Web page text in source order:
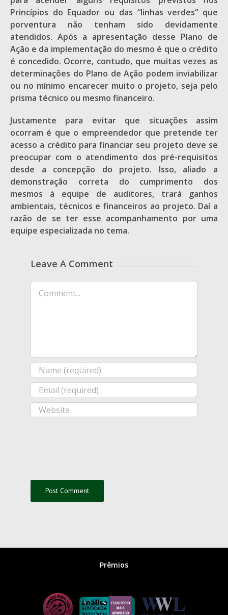
Princípios do Equador ou das “linhas verdes” que
porventura não tenham sido devidamente
atendidos. Após a apresentação desse Plano de
Ação e da implementação do mesmo é que o crédito
é concedido. Ocorre, contudo, que muitas vezes as
determinações do Plano de Ação podem inviabilizar
ou no mínimo encarecer muito o projeto, seja pelo
prisma técnico ou mesmo financeiro.
Justamente para evitar que situações assim
ocorram é que o empreendedor que pretende ter
acesso a crédito para financiar seu projeto deve se
preocupar com o atendimento dos pré-requisitos
desde a concepção do projeto. Isso, aliado a
demonstração correta do cumprimento dos
mesmos à equipe de auditores, trará ganhos
ambientais, técnicos e financeiros ao projeto. Daí a
razão de se ter esse acompanhamento por uma
equipe especializada no tema.
Leave A Comment
Comment
Prêmios